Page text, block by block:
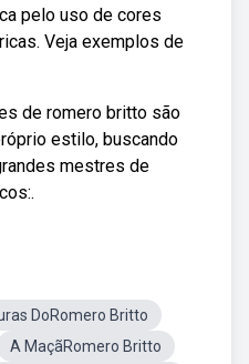
pelo uso de cores
Veja exemplos de
de romero britto são
estilo, buscando
mestres de
DoRomero Britto
A MaçãRomero Britto